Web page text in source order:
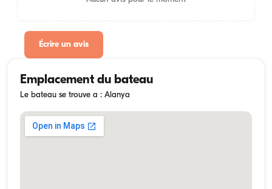
Écrire un avis
Emplacement du bateau
Le bateau se trouve a : Alanya